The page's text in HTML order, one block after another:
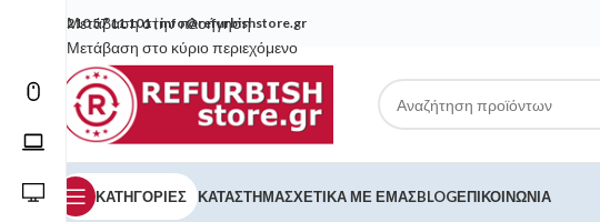
Μετάβαση στην πλοήγηση
Μετάβαση στο κύριο περιεχόμενο
210 57 11 101|info@refurbishstore.gr
ΚΑΤΗΓΟΡΙΕΣ ΚΑΤΆΣΤΗΜΑΣΧΕΤΙΚΆ ΜΕ ΕΜΆΣBLOGΕΠΙΚΟΙΝΩΝΊΑ